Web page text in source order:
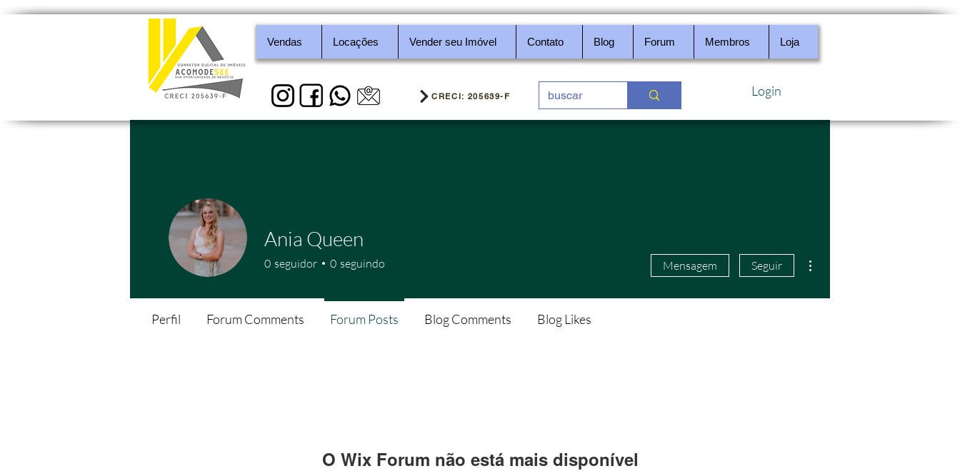
Vendas Locações Vender seu Imóvel Contato Blog Forum Membros Loja
CRECI: 205639-F Login
O Wix Forum não está mais disponível
Ania Queen
0 seguidor 0 seguindo Mensagem Seguir
Perfil Forum Comments Forum Posts Blog Comments Blog Likes